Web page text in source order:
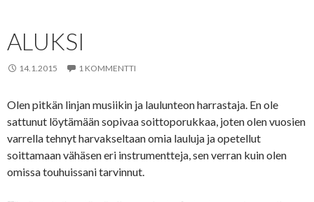
ALUKSI
14.1.2015 1 KOMMENTTI
Olen pitkän linjan musiikin ja laulunteon harrastaja. En ole
sattunut löytämään sopivaa soittoporukkaa, joten olen vuosien
varrella tehnyt harvakseltaan omia lauluja ja opetellut
soittamaan vähäsen eri instrumentteja, sen verran kuin olen
omissa touhuissani tarvinnut.